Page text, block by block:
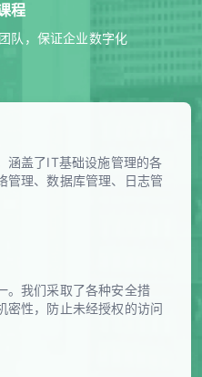
程
队，保证企业数字化
涵盖了IT基础设施管理的各
管理、数据库管理、日志管
。我们采取了各种安全措
密性，防止未经授权的访问